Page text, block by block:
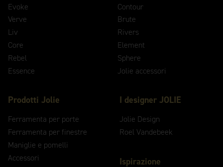
Evoke
Verve
Liv
Core
Rebel
Essence
Contour
Brute
Rivers
Element
Sphere
Jolie accessori
Prodotti Jolie
Ferramenta per porte
Ferramenta per finestre
Maniglie e pomelli
Accessori
I designer JOLIE
Jolie Design
Roel Vandebeek
Ispirazione